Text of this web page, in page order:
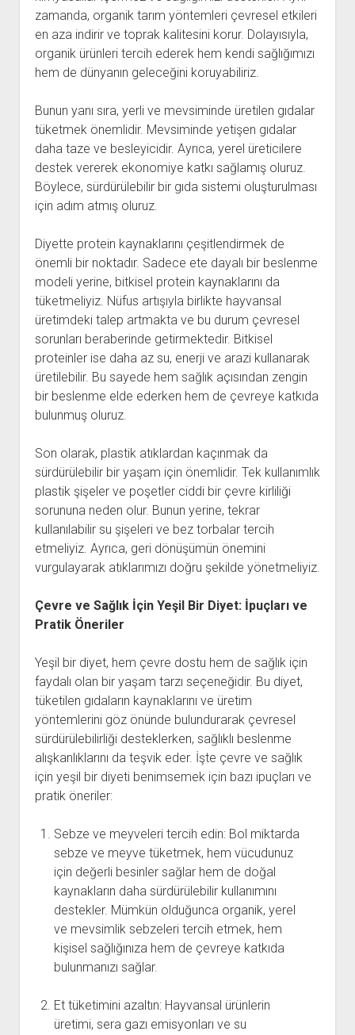
zamanda, organik tarım yöntemleri çevresel etkileri
en aza indirir ve toprak kalitesini korur. Dolayısıyla,
organik ürünleri tercih ederek hem kendi sağlığımızı
hem de dünyanın geleceğini koruyabiliriz.
Bunun yanı sıra, yerli ve mevsiminde üretilen gıdalar
tüketmek önemlidir. Mevsiminde yetişen gıdalar
daha taze ve besleyicidir. Ayrıca, yerel üreticilere
destek vererek ekonomiye katkı sağlamış oluruz.
Böylece, sürdürülebilir bir gıda sistemi oluşturulması
için adım atmış oluruz.
Diyette protein kaynaklarını çeşitlendirmek de
önemli bir noktadır. Sadece ete dayalı bir beslenme
modeli yerine, bitkisel protein kaynaklarını da
tüketmeliyiz. Nüfus artışıyla birlikte hayvansal
üretimdeki talep artmakta ve bu durum çevresel
sorunları beraberinde getirmektedir. Bitkisel
proteinler ise daha az su, enerji ve arazi kullanarak
üretilebilir. Bu sayede hem sağlık açısından zengin
bir beslenme elde ederken hem de çevreye katkıda
bulunmuş oluruz.
Son olarak, plastik atıklardan kaçınmak da
sürdürülebilir bir yaşam için önemlidir. Tek kullanımlık
plastik şişeler ve poşetler ciddi bir çevre kirliliği
sorununa neden olur. Bunun yerine, tekrar
kullanılabilir su şişeleri ve bez torbalar tercih
etmeliyiz. Ayrıca, geri dönüşümün önemini
vurgulayarak atıklarımızı doğru şekilde yönetmeliyiz.
Çevre ve Sağlık İçin Yeşil Bir Diyet: İpuçları ve
Pratik Öneriler
Yeşil bir diyet, hem çevre dostu hem de sağlık için
faydalı olan bir yaşam tarzı seçeneğidir. Bu diyet,
tüketilen gıdaların kaynaklarını ve üretim
yöntemlerini göz önünde bulundurarak çevresel
sürdürülebilirliği desteklerken, sağlıklı beslenme
alışkanlıklarını da teşvik eder. İşte çevre ve sağlık
için yeşil bir diyeti benimsemek için bazı ipuçları ve
pratik öneriler:
Sebze ve meyveleri tercih edin: Bol miktarda
sebze ve meyve tüketmek, hem vücudunuz
için değerli besinler sağlar hem de doğal
kaynakların daha sürdürülebilir kullanımını
destekler. Mümkün olduğunca organik, yerel
ve mevsimlik sebzeleri tercih etmek, hem
kişisel sağlığınıza hem de çevreye katkıda
bulunmanızı sağlar.
Et tüketimini azaltın: Hayvansal ürünlerin
üretimi, sera gazı emisyonları ve su